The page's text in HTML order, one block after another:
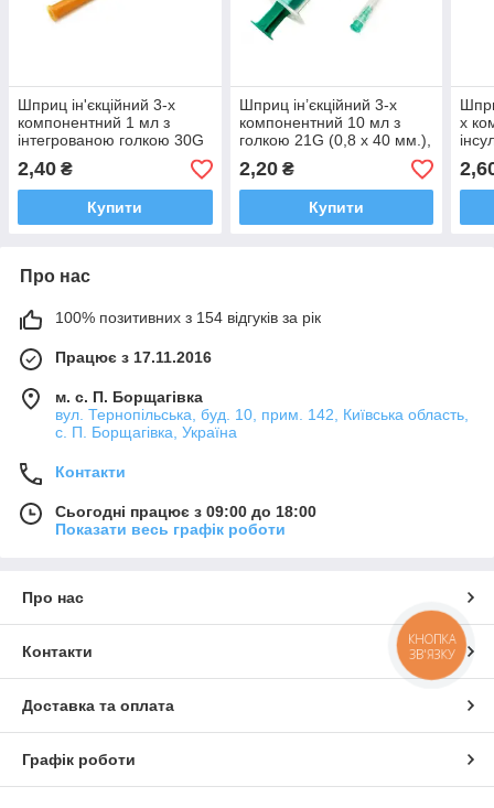
Шприц ін'єкційний 3-х
компонентний 1 мл з
інтегрованою голкою 30G
(0.3х13 мм), U-100
ALEXPHARM
2,40 ₴
Купити
Шприц ін’єкційний 3-х
компонентний 10 мл з
голкою 21G (0,8 х 40 мм.),
Luer Slip ALEXPHARM
2,20₴
Купити
х
Про нас
100% позитивних з 154 відгуків за рік
Працює з 17.11.2016
м. с. П. Борщагівка
вул. Тернопільська, буд. 10, прим. 142, Київська область,
с. П. Борщагівка, Україна
Контакти
Сьогодні працює з 09:00 до 18:00
Показати весь графік роботи
Про нас
Контакти
Доставка та оплата
Графік роботи
КНОПКА
ЗВ'ЯЗКУ